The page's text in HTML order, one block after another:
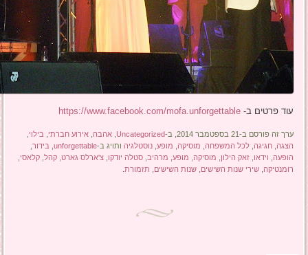
עוד פרטים ב-https://www.facebook.com/mofa.unforgettable
ערך זה פורסם ב-21 בספטמבר 2014, ב- Uncategorized
,אהבה ,אירוע חברתי בילוי
הצגה ,חגיגה ,לכל המשפחה מוסיקה מופע ,נוסטלגיה ותויג ב-unforgettable בידור
הופעה וידאו ,זאק הילון מוסיקה מופע מרהיב ,סטלה יודקו ,צ'ארלס גארט ,קהל ,קלאסי
רומנטיקה ,שירי שנות השישים ,שנות השישים תזמורת